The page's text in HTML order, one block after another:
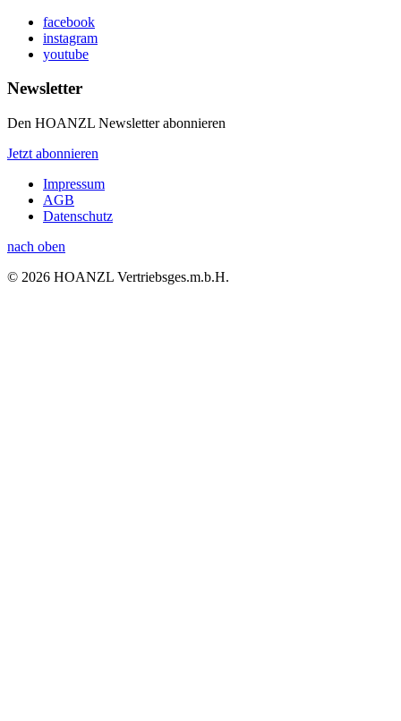
facebook
instagram
youtube
Newsletter
Den HOANZL Newsletter abonnieren
Jetzt abonnieren
Impressum
AGB
Datenschutz
nach oben
© 2026 HOANZL Vertriebsges.m.b.H.